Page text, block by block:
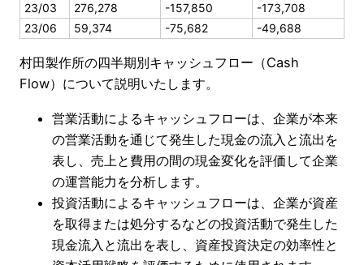
23/03
276,278 -157,850
-173,708
23/06
59,374 -75,682 -49,688
村田製作所の四半期別キャッシュフロー（Cash
Flow）について説明いたします。
営業活動によるキャッシュフローは、企業が本来
の営業活動を通じて発生した現金の流入と流出を
表し、売上と費用の間の現金変化を評価して企業
の運営能力を分析します。
投資活動によるキャッシュフローは、企業が資産
を取得または処分するなどの投資活動で発生した
現金流入と流出を表し、資産投資決定の効率性と